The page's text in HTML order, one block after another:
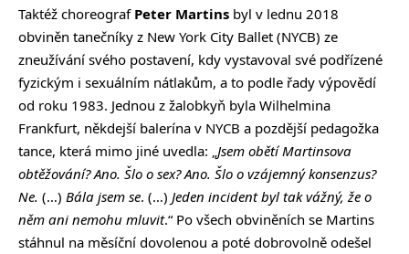
Taktéž choreograf Peter Martins byl v lednu 2018
obviněn tanečníky z New York City Ballet (NYCB) ze
zneužívání svého postavení, kdy vystavoval své podřízené
fyzickým i sexuálním nátlakům, a to podle řady výpovědí
od roku 1983. Jednou z žalobkyň byla Wilhelmina
Frankfurt, někdejší balerína v NYCB a pozdější pedagožka
tance, která mimo jiné uvedla: „ Jsem obětí Martinsova
obtěžování? Ano. Šlo o sex? Ano. Šlo o vzájemný konsenzus?
Ne. (…) Bála jsem se. (…) Jeden incident byl tak vážný, že o
něm ani nemohu mluvit.“ Po všech obviněních se Martins
stáhnul na měsíční dovolenou a poté dobrovolně odešel